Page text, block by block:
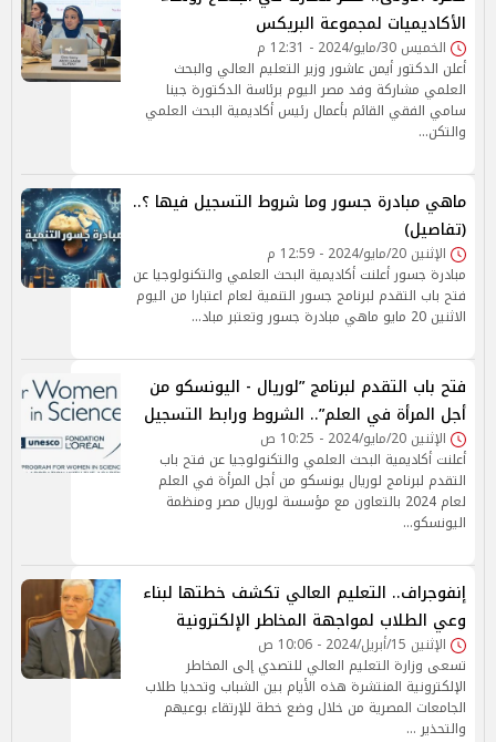
الأكاديميات لمجموعة البريكس
الخميس 30/مايو/2024 - 12:31 م
أعلن الدكتور أيمن عاشور وزير التعليم العالي والبحث
العلمي مشاركة وفد مصر اليوم برئاسة الدكتورة جينا
سامي الفقي القائم بأعمال رئيس أكاديمية البحث العلمي
والتكن…
ماهي مبادرة جسور وما شروط التسجيل فيها ؟..
(تفاصيل)
الإثنين 20/مايو/2024 - 12:59 م
مبادرة جسور أعلنت أكاديمية البحث العلمي والتكنولوجيا عن
فتح باب التقدم لبرنامج جسور التنمية لعام اعتبارا من اليوم
الاثنين 20 مايو ماهي مبادرة جسور وتعتبر مباد…
فتح باب التقدم لبرنامج ”لوريال - اليونسكو من
أجل المرأة في العلم”.. الشروط ورابط التسجيل
الإثنين 20/مايو/2024 - 10:25 ص
أعلنت أكاديمية البحث العلمي والتكنولوجيا عن فتح باب
التقدم لبرنامج لوريال يونسكو من أجل المرأة في العلم
لعام 2024 بالتعاون مع مؤسسة لوريال مصر ومنظمة
اليونسكو…
إنفوجراف.. التعليم العالي تكشف خطتها لبناء
وعي الطلاب لمواجهة المخاطر الإلكترونية
الإثنين 15/أبريل/2024 - 10:06 ص
تسعى وزارة التعليم العالي للتصدي إلى المخاطر
الإلكترونية المنتشرة هذه الأيام بين الشباب وتحديا طلاب
الجامعات المصرية من خلال وضع خطة للإرتقاء بوعيهم
والتحذير …